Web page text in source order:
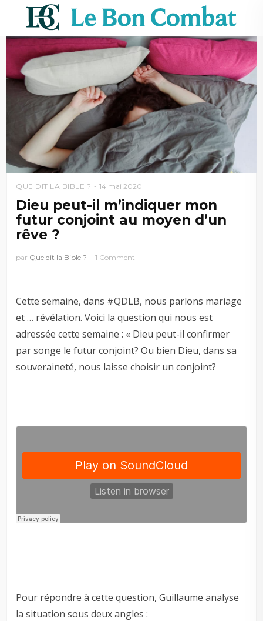
QUE DIT LA BIBLE ? 14 mai 2020
Dieu peut-il m’indiquer mon
futur conjoint au moyen d’un
rêve ?
par Que dit la Bible ? 1 Comment
Cette semaine, dans #QDLB, nous parlons mariage
et … révélation. Voici la question qui nous est
adressée cette semaine : « Dieu peut-il confirmer
par songe le futur conjoint? Ou bien Dieu, dans sa
souveraineté, nous laisse choisir un conjoint?
Pour répondre à cette question, Guillaume analyse
la situation sous deux angles :